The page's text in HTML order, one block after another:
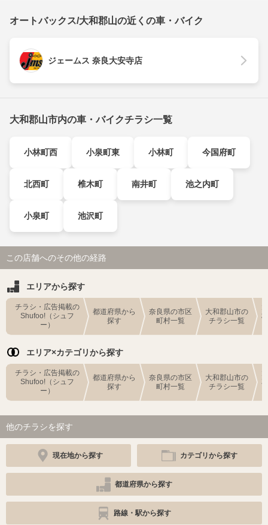
オートバックス/大和郡山の近くの車・バイク
ジェームス 奈良大安寺店
大和郡山市内の車・バイクチラシ一覧
小林町西 小泉町東 小林町 今国府町
北西町 椎木町 南井町 池之内町
小泉町 池沢町
この店舗へのその他の経路
エリアから探す
チラシ・広告掲載の
Shufoo!（シュフ
ー）
都道府県から
探す
奈良県の市区
町村一覧
大和郡山市の
チラシ一覧
エリア×カテゴリから探す
チラシ・広告掲載の
Shufoo!（シュフ
ー）
都道府県から
探す
奈良県の市区
町村一覧
大和郡山市の
チラシ一覧
他のチラシを探す
現在地から探す カテゴリから探す
都道府県から探す
路線・駅から探す